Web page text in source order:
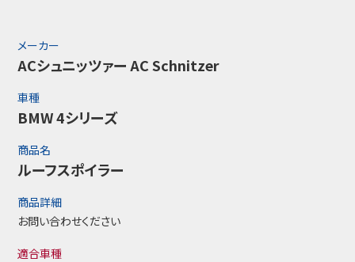
メーカー
ACシュニッツァー AC Schnitzer
車種
BMW 4シリーズ
商品名
ルーフスポイラー
商品詳細
お問い合わせください
適合車種